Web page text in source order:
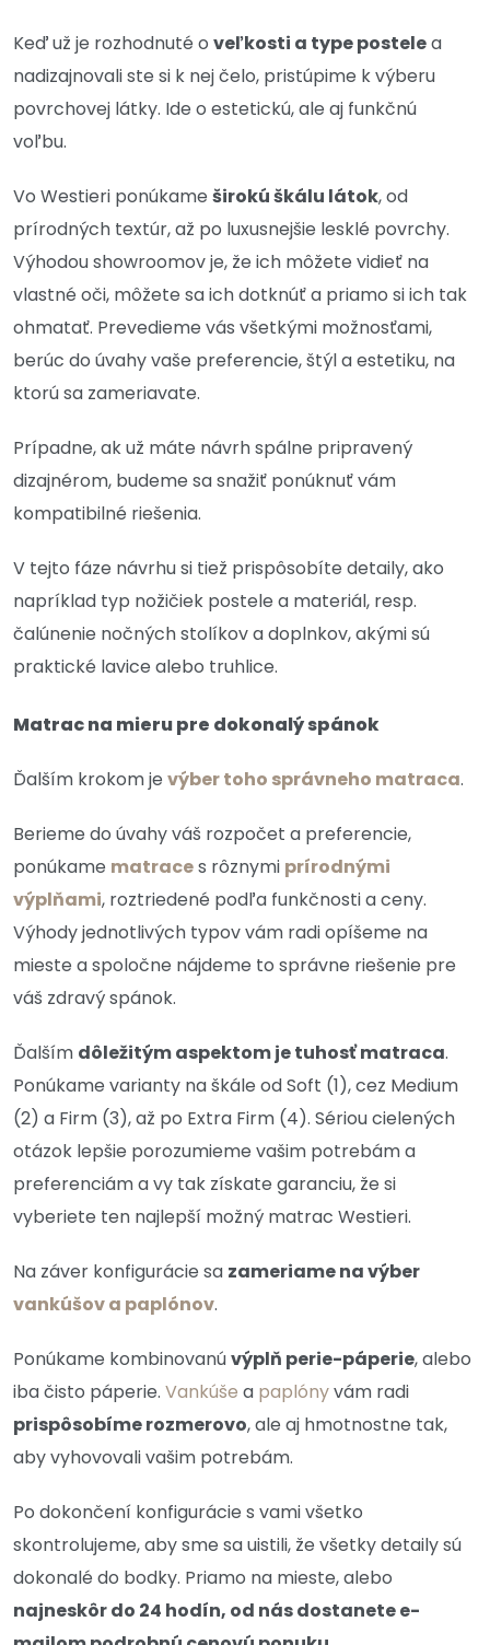
Keď už je rozhodnuté o veľkosti a type postelea
nadizajnovali ste si k nej čelo, pristúpime k výberu
povrchovej látky. Ide o estetickú, ale aj funkčnú
voľbu.
Vo Westieri ponúkame širokú škálu látok, od
prírodných textúr, až po luxusnejšie lesklé povrchy.
Výhodou showroomov je, že ich môžete vidieť na
vlastné oči, môžete sa ich dotknúť a priamo si ich tak
ohmatať. Prevedieme vás všetkými možnosťami,
berúc do úvahy vaše preferencie, štýl a estetiku, na
ktorú sa zameriavate.
Prípadne, ak už máte návrh spálne pripravený
dizajnérom, budeme sa snažiť ponúknuť vám
kompatibilné riešenia.
V tejto fáze návrhu si tiež prispôsobíte detaily, ako
napríklad typ nožičiek postele a materiál, resp.
čalúnenie nočných stolíkov a doplnkov, akými sú
praktické lavice alebo truhlice.
Matrac na mieru pre dokonalý spánok
Ďalším krokom je výber toho správneho matraca.
Berieme do úvahy váš rozpočet a preferencie,
ponúkame matraces rôznymi prírodnými
výplňami, roztriedené podľa funkčnosti a ceny.
Výhody jednotlivých typov vám radi opíšeme na
mieste a spoločne nájdeme to správne riešenie pre
váš zdravý spánok.
Ďalším dôležitým aspektom je tuhosť matraca.
Ponúkame varianty na škále od Soft (1), cez Medium
(2) a Firm (3), až po Extra Firm (4). Sériou cielených
otázok lepšie porozumieme vašim potrebám a
preferenciám a vy tak získate garanciu, že si
vyberiete ten najlepší možný matrac Westieri.
Na záver konfigurácie sa zameriame na výber
vankúšov a paplónov.
Ponúkame kombinovanúvýplň perie-páperie, alebo
iba čisto páperie. Vankúše a paplónyvám radi
prispôsobíme rozmerovo, ale aj hmotnostne tak,
aby vyhovovali vašim potrebám.
Po dokončení konfigurácie s vami všetko
skontrolujeme, aby sme sa uistili, že všetky detaily sú
dokonalé do bodky. Priamo na mieste, alebo
najneskôr do 24 hodín, od nás dostanete e-